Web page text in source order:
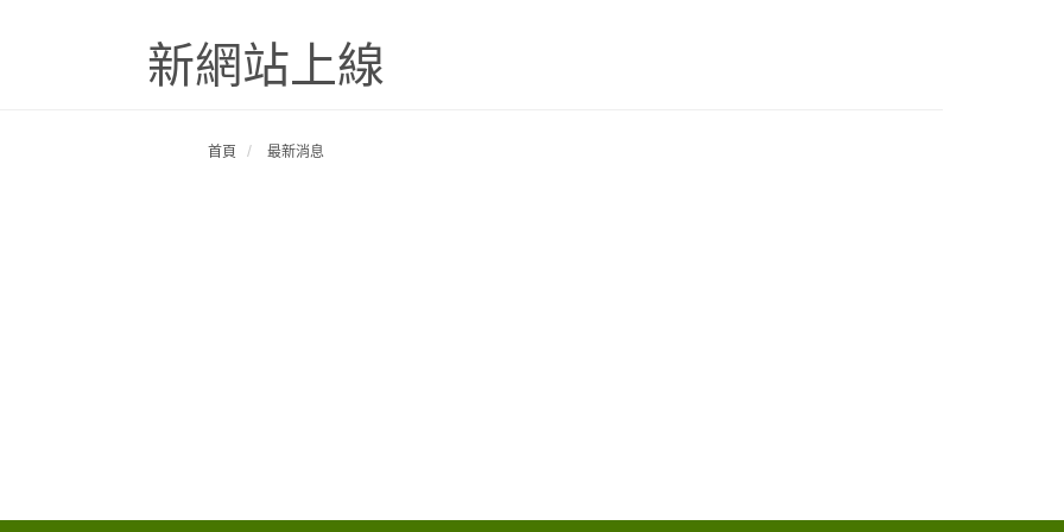
新網站上線
首頁 最新消息